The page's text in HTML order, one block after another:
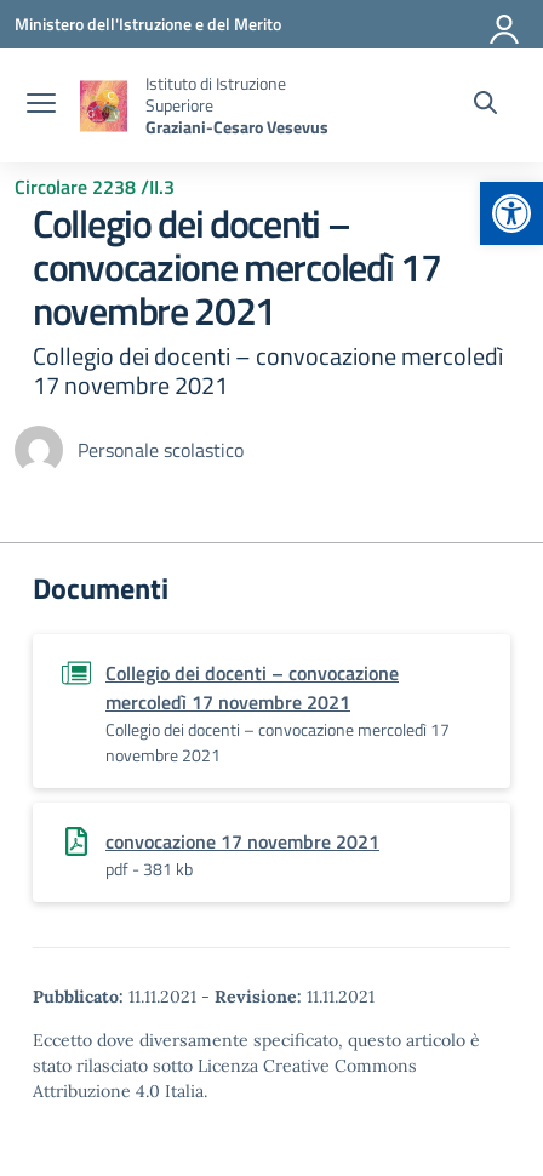
Vai ai contenuti
Vai al menu di navigazione
Vai al footer
Ministero dell'Istruzione e del Merito
Istituto di Istruzione
Superiore
Graziani-Cesaro Vesevus
Circolare 2238 /II.3
Collegio dei docenti –
convocazione mercoledì 17
novembre 2021
Collegio dei docenti – convocazione mercoledì
17 novembre 2021
Personale scolastico
Documenti
Collegio dei docenti – convocazione
mercoledì 17 novembre 2021
Collegio dei docenti – convocazione mercoledì 17
novembre 2021
convocazione 17 novembre 2021
pdf - 381 kb
Pubblicato: 11.11.2021 - Revisione: 11.11.2021
Eccetto dove diversamente specificato, questo articolo è
stato rilasciato sotto Licenza Creative Commons
Attribuzione 4.0 Italia.